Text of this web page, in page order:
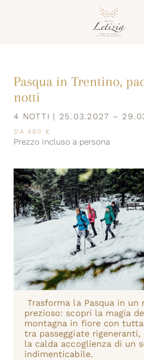
Pasqua in Trentino,
notti
4 NOTTI | 25.03.2027 –
DA 480 €
Prezzo incluso a persona
Trasforma la Pasqua in un
prezioso: scopri la magia
montagna in fiore con
tra passeggiate rigeneranti,
la calda accoglienza di un
indimenticabile.